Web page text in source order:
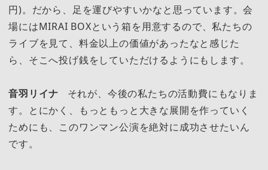
円)。だから、足を運びやすいかなと思っています。会
場にはMIRAI BOXという箱を用意するので、私たちの
ライブを見て、料金以上の価値があったなと感じた
ら、そこへ投げ銭をしていただけるようにもします。
音羽リイナ それが、今後の私たちの活動費にもなりま
す。とにかく、もっともっと大きな展開を作っていく
ためにも、このワンマン公演を絶対に成功させたいん
です。